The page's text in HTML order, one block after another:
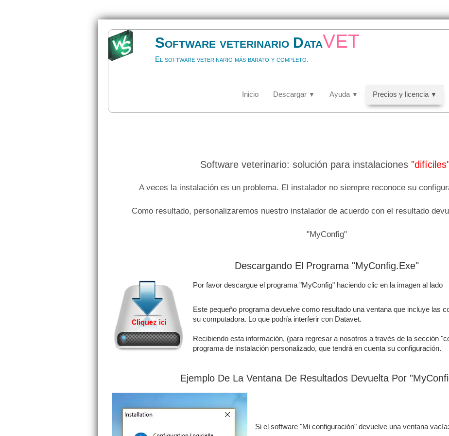
Software veterinario Datavet
El software veterinario más barato y completo.
Inicio Descargar ▼ Ayuda ▼ Precios y licencia ▼
Software veterinario: solución para instalaciones
A veces la instalación es un problema. El instalador no siempre reconoce su
Como resultado, personalizaremos nuestro instalador de acuerdo con el resultado
"MyConfig"
Descargando El Programa "MyConfig.Exe"
Por favor descargue el programa "MyConfig" haciendo clic en la imagen al lado
Este pequeño programa devuelve como resultado una ventana que incluye las
su computadora. Lo que podría interferir con Datavet.
Recibiendo esta información, (para regresar a nosotros a través de la sección
programa de instalación personalizado, que tendrá en cuenta su configuración.
Ejemplo De La Ventana De Resultados Devuelta Por
Si el software "Mi configuración" devuelve una ventana vacía: